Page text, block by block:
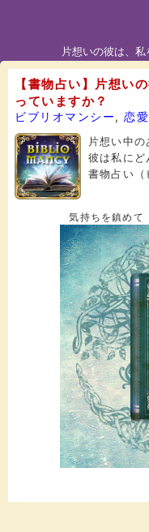
片想いの彼は、
【書物占い】片想い
っていますか？
ビブリオマンシー,恋愛
片想い中の
彼は私にど
書物占い（
気持ちを鎮めて